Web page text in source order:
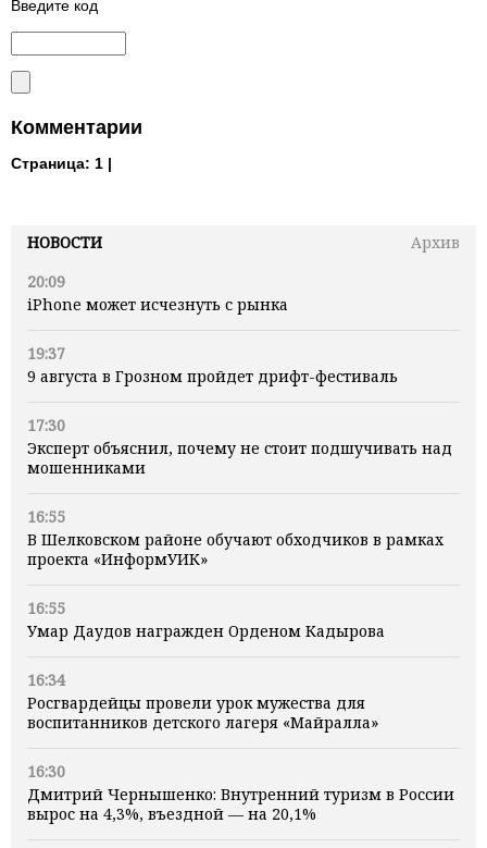
НОВОСТИ
Архив
20:09
iPhone может исчезнуть с рынка
19:37
9 августа в Грозном пройдет дрифт-фестиваль
17:30
Эксперт объяснил, почему не стоит подшучивать над
мошенниками
16:55
В Шелковском районе обучают обходчиков в рамках
проекта «ИнформУИК»
16:55
Умар Даудов награжден Орденом Кадырова
16:34
Росгвардейцы провели урок мужества для
воспитанников детского лагеря «Майралла»
16:30
Дмитрий Чернышенко: Внутренний туризм в России
вырос на 4,3%, въездной — на 20,1%
Введите код
Комментарии
Страница: 1 |